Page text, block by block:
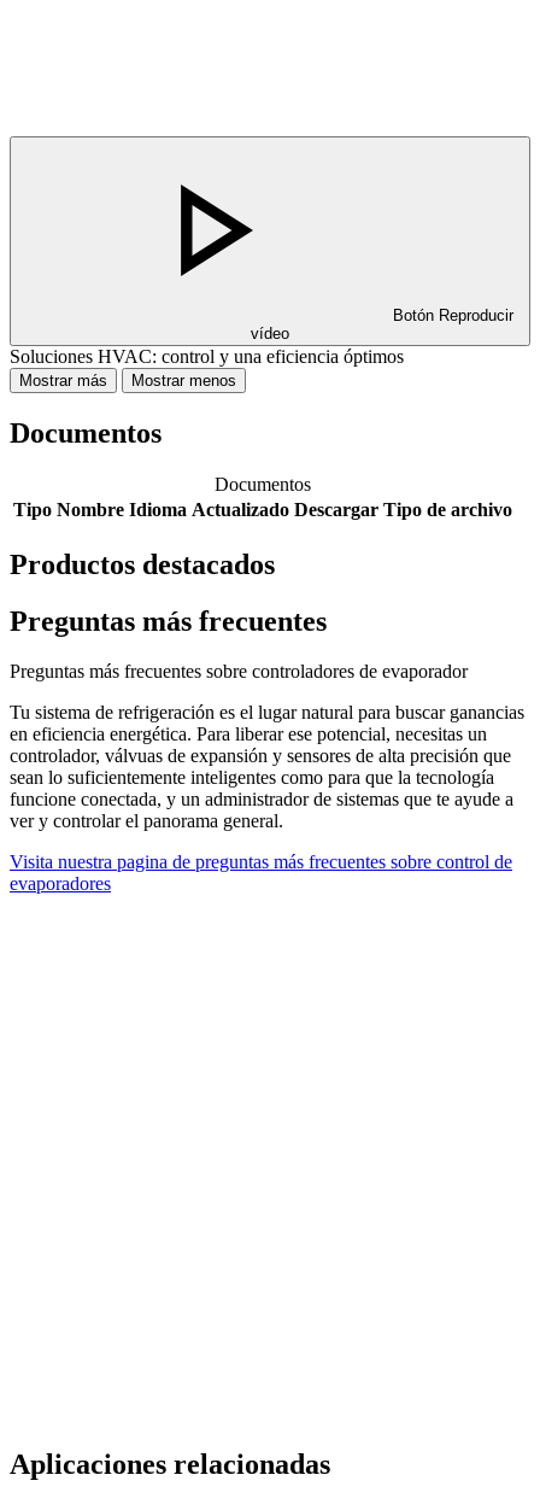
Botón Reproducir
vídeo
Soluciones HVAC: control y una eficiencia óptimos
Mostrar más Mostrar menos
Documentos
Documentos
Tipo Nombre Idioma Actualizado Descargar Tipo de archivo
Productos destacados
Preguntas más frecuentes
Preguntas más frecuentes sobre controladores de evaporador
Tu sistema de refrigeración es el lugar natural para buscar ganancias
en eficiencia energética. Para liberar ese potencial, necesitas un
controlador, válvuas de expansión y sensores de alta precisión que
sean lo suficientemente inteligentes como para que la tecnología
funcione conectada, y un administrador de sistemas que te ayude a
ver y controlar el panorama general.
Visita nuestra pagina de preguntas más frecuentes sobre control de
evaporadores
Aplicaciones relacionadas